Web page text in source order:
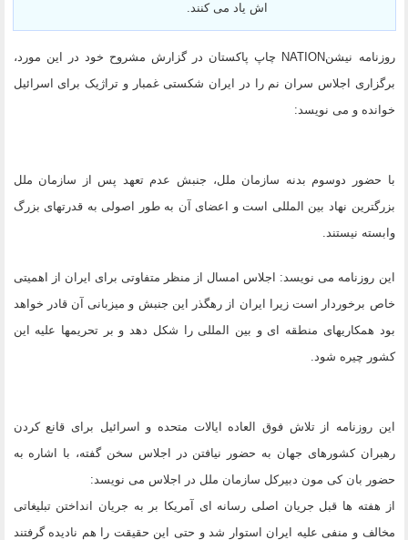
اش یاد می کنند.
روزنامه نیشنNATION چاپ پاکستان در گزارش مشروح خود در این مورد،
برگزاری اجلاس سران نم را در ایران شکستی غمبار و تراژیک برای اسرائیل
خوانده و می نویسد:
با حضور دوسوم بدنه سازمان ملل، جنبش عدم تعهد پس از سازمان ملل
بزرگترین نهاد بین المللی است و اعضای آن به طور اصولی به قدرتهای بزرگ
وابسته نیستند.
این روزنامه می نویسد: اجلاس امسال از منظر متفاوتی برای ایران از اهمیتی
خاص برخوردار است زیرا ایران از رهگذر این جنبش و میزبانی آن قادر خواهد
بود همکاریهای منطقه ای و بین المللی را شکل دهد و بر تحریمها علیه این
کشور چیره شود.
این روزنامه از تلاش فوق العاده ایالات متحده و اسرائیل برای قانع کردن
رهبران کشورهای جهان به حضور نیافتن در اجلاس سخن گفته، با اشاره به
حضور بان کی مون دبیرکل سازمان ملل در اجلاس می نویسد:
از هفته ها قبل جریان اصلی رسانه ای آمریکا بر به جریان انداختن تبلیغاتی
مخالف و منفی علیه ایران استوار شد و حتی این حقیقت را هم نادیده گرفتند